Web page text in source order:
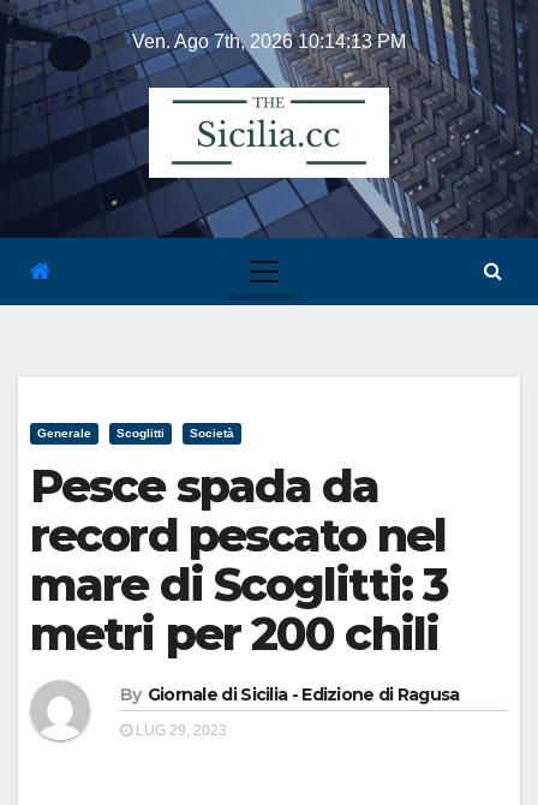
Skip
content
Ven. Ago 7th, 202610:14:13 PM
Generale Scoglitti Società
Pesce spada da
record pescato nel
mare di Scoglitti: 3
metri per 200 chili
By Giornale di Sicilia - Edizione di Ragusa
LUG 29, 2023